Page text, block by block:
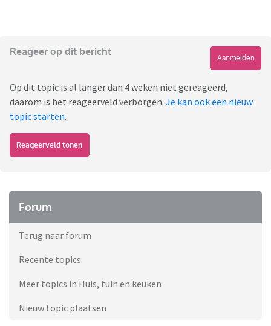
Reageer op dit bericht
Aanmelden
Op dit topic is al langer dan 4 weken niet gereageerd,
daarom is het reageerveld verborgen. Je kan ook een nieuw
topic starten.
Reageerveld tonen
Forum
Terug naar forum
Recente topics
Meer topics in Huis, tuin en keuken
Nieuw topic plaatsen